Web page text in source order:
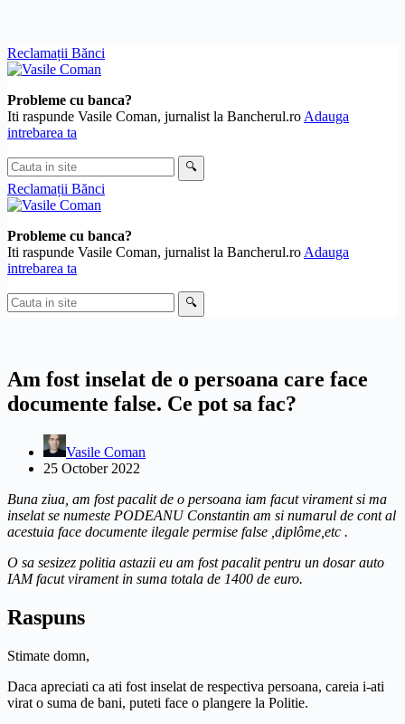
Skip
to
Reclamații Bănci
Probleme cu banca?
Iti raspunde Vasile Coman, jurnalist la Bancherul.ro Adauga
intrebarea ta
Cauta
in
site
🔍
Reclamații Bănci
Probleme cu banca?
Iti raspunde Vasile Coman, jurnalist la Bancherul.ro Adauga
intrebarea ta
Cauta
in
🔍
Am fost inselat de o persoana care face
documente false. Ce pot sa fac?
Vasile Coman
25 October 2022
Buna ziua, am fost pacalit de o persoana iam facut virament si ma
inselat se numeste PODEANU Constantin am si numarul de cont al
acestuia face documente ilegale permise false ,diplôme,etc .
O sa sesizez politia astazii eu am fost pacalit pentru un dosar auto
IAM facut virament in suma totala de 1400 de euro.
Raspuns
Stimate domn,
Daca apreciati ca ati fost inselat de respectiva persoana, careia i-ati
virat o suma de bani, puteti face o plangere la Politie.